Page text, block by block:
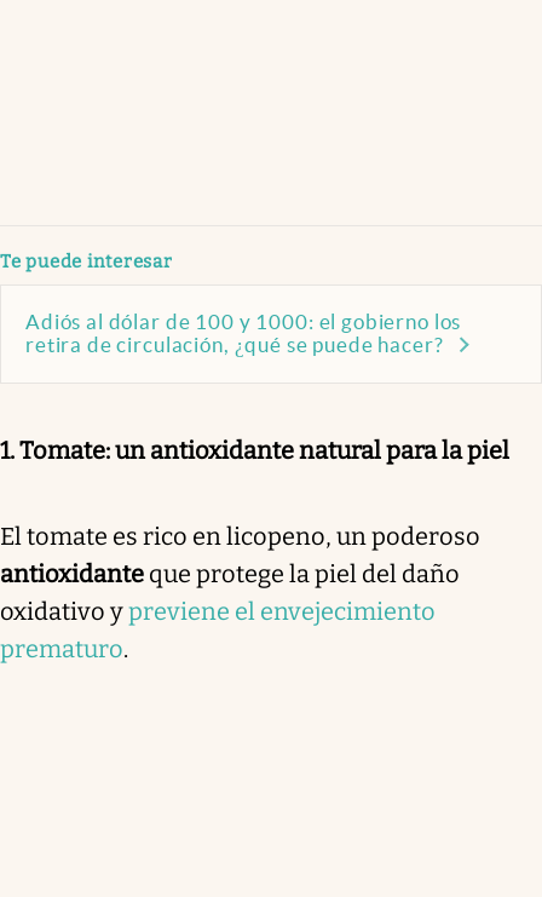
Te puede interesar
Adiós al dólar de 100 y 1000: el gobierno los
retira de circulación, ¿qué se puede hacer?
1. Tomate: un antioxidante natural para la piel
El tomate es rico en licopeno, un poderoso
antioxidante que protege la piel del daño
oxidativo ypreviene el envejecimiento
prematuro.